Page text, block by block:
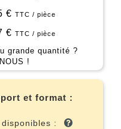
€ TTC / pièce
€ TTC / pièce
grande quantité ?
!
et format :
: